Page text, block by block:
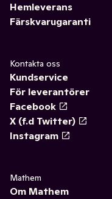
Hemleverans
Färskvarugaranti
Kontakta oss
Kundservice
För leverantörer
Facebook
X (f.d Twitter)
Instagram
Mathem
Om Mathem